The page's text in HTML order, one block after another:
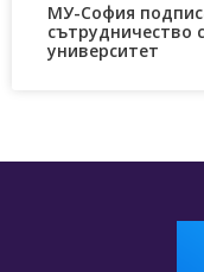
МУ-София
сътрудничество
университет